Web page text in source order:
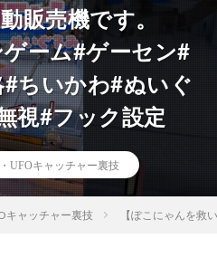
販売機です。
ーム#ゲーセン#
ちいかわ#ぬいぐ
視#フック設定
UFOキャッチャー裏技
キャッチャー裏技 【ぽこにゃんを